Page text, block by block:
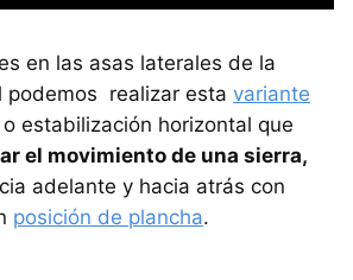
en las asas laterales de la
podemos realizar esta variante
o estabilización horizontal que
el movimiento de una sierra,
adelante y hacia atrás con
posición de plancha.